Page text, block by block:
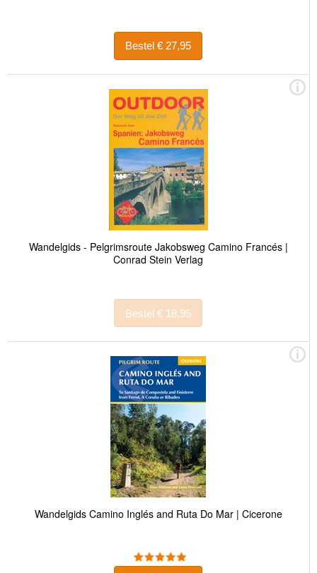
Bestel € 27,95
Wandelgids - Pelgrimsroute Jakobsweg Camino Francés |
Conrad Stein Verlag
Bestel € 18,95
Wandelgids Camino Inglés and Ruta Do Mar | Cicerone